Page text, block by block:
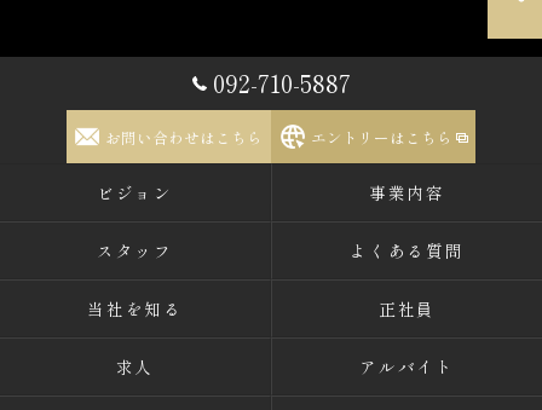
092-710-5887
お問い合わせはこちら エントリーはこちら
ビジョン 事業内容
スタッフ よくある質問
当社を知る 正社員
求人 アルバイト